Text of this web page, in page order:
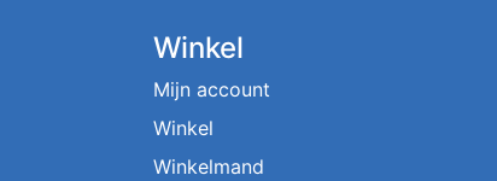
Winkel
Mijn account
Winkel
Winkelmand